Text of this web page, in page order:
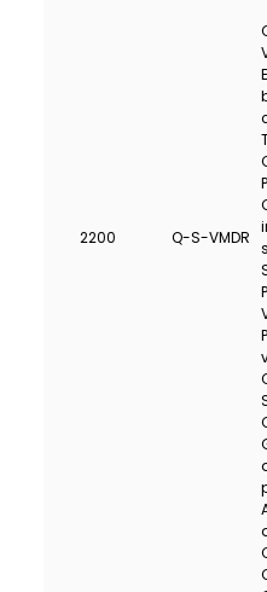
İnsan
Əlaqə
2200 Q-S-VMDR